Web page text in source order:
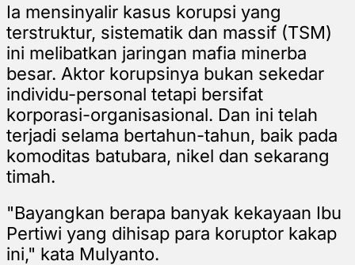
Ia mensinyalir kasus korupsi yang
terstruktur, sistematik dan massif (TSM)
ini melibatkan jaringan mafia minerba
besar. Aktor korupsinya bukan sekedar
individu-personal tetapi bersifat
korporasi-organisasional. Dan ini telah
terjadi selama bertahun-tahun, baik pada
komoditas batubara, nikel dan sekarang
timah.
"Bayangkan berapa banyak kekayaan Ibu
Pertiwi yang dihisap para koruptor kakap
ini," kata Mulyanto.